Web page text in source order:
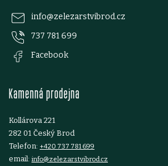
info@zelezarstvibrod.cz
737 781 699
Facebook
Kamenná prodejna
Kollárova 221
282 01 Český Brod
Telefon: +420 737 781 699
email: info@zelezarstvibrod.cz